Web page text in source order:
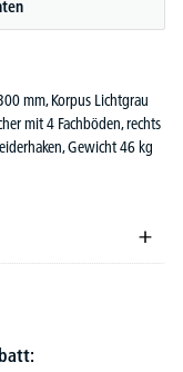
mm, Korpus Lichtgrau
mit 4 Fachböden, rechts
Gewicht 46 kg